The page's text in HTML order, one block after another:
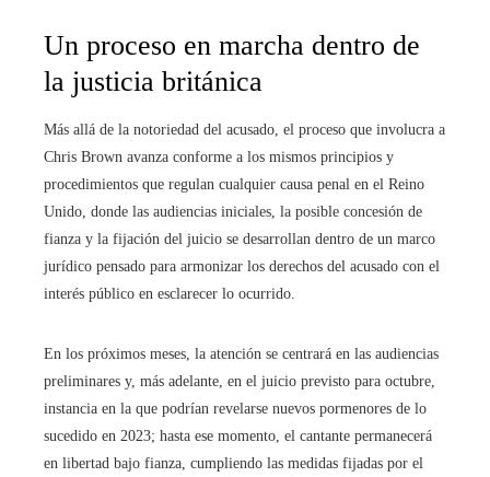
Un proceso en marcha dentro de
la justicia británica
Más allá de la notoriedad del acusado, el proceso que involucra a
Chris Brown avanza conforme a los mismos principios y
procedimientos que regulan cualquier causa penal en el Reino
Unido, donde las audiencias iniciales, la posible concesión de
fianza y la fijación del juicio se desarrollan dentro de un marco
jurídico pensado para armonizar los derechos del acusado con el
interés público en esclarecer lo ocurrido.
En los próximos meses, la atención se centrará en las audiencias
preliminares y, más adelante, en el juicio previsto para octubre,
instancia en la que podrían revelarse nuevos pormenores de lo
sucedido en 2023; hasta ese momento, el cantante permanecerá
en libertad bajo fianza, cumpliendo las medidas fijadas por el